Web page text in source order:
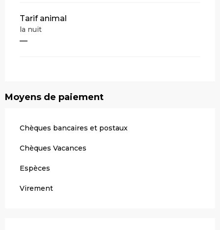
Tarif animal
la nuit
—
Moyens de paiement
Chèques bancaires et postaux
Chèques Vacances
Espèces
Virement